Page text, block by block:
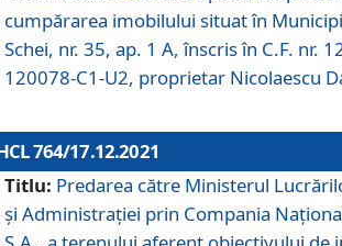
cumpărarea imobilului situat în
Schei, nr. 35, ap. 1 A, înscris în C.F. nr.
120078-C1-U2, proprietar Nicolaescu
764/17.12.2021
Titlu: Predarea către Ministerul
și Administrației prin Compania